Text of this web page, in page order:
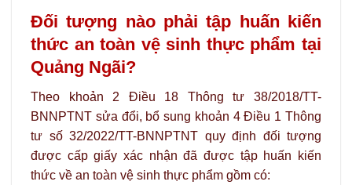
Đối tượng nào phải tập huấn kiến
thức an toàn vệ sinh thực phẩm tại
Quảng Ngãi?
Theo khoản 2 Điều 18 Thông tư 38/2018/TT-
BNNPTNT sửa đổi, bổ sung khoản 4 Điều 1 Thông
tư số 32/2022/TT-BNNPTNT quy định đối tượng
được cấp giấy xác nhận đã được tập huấn kiến
thức về an toàn vệ sinh thực phẩm gồm có: